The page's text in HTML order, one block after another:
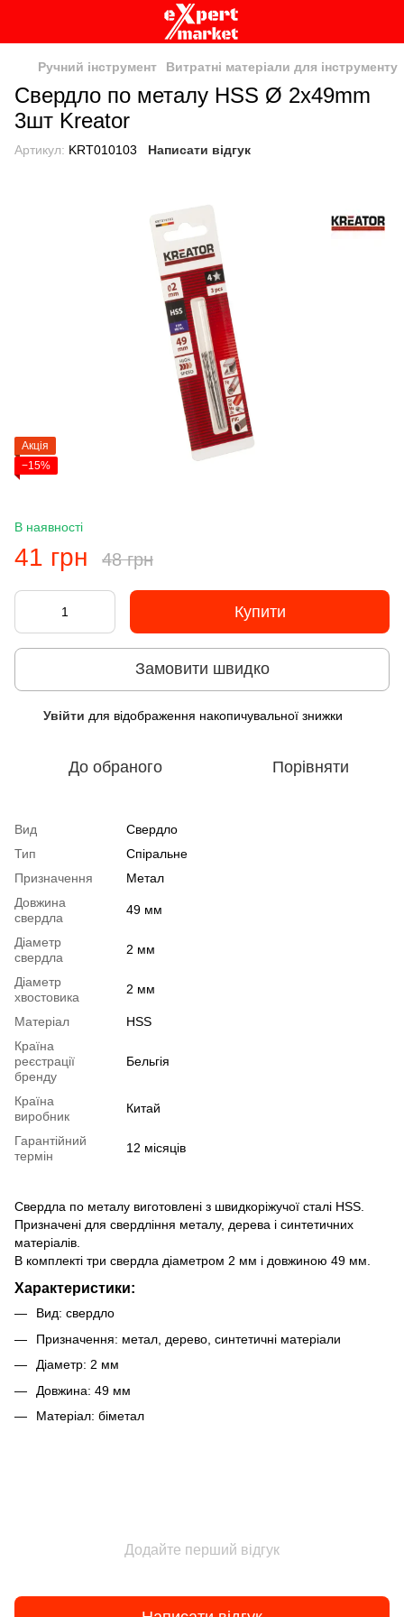
Ручний інструмент Витратні матеріали для інструменту
Свердло по металу HSS Ø 2x49mm
3шт Kreator
Артикул: KRT010103 Написати відгук
Акція
−15%
В наявності
41 грн 48 грн
Купити
Замовити швидко
Увійти для відображення накопичувальної знижки
До обраного Порівняти
Вид
Свердло
Тип
Спіральне
Призначення
Метал
Довжина
свердла
49 мм
Діаметр
свердла
2 мм
Діаметр
хвостовика
2 мм
Матеріал
HSS
Країна
реєстрації
бренду
Бельгія
Країна
виробник
Китай
Гарантійний
термін
12 місяців
Свердла по металу виготовлені з швидкоріжучої сталі HSS.
Призначені для свердління металу, дерева і синтетичних
матеріалів.
В комплекті три свердла діаметром 2 мм і довжиною 49 мм.
Характеристики:
Вид: свердло
Призначення: метал, дерево, синтетичні матеріали
Діаметр: 2 мм
Довжина: 49 мм
Матеріал: біметал
Додайте перший відгук